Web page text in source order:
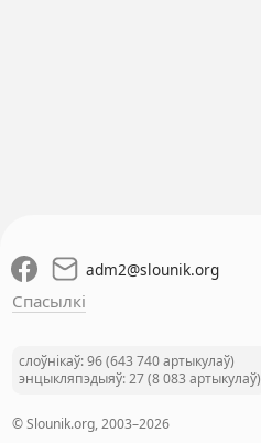
adm2@slounik.org
Спасылкі
слоўнікаў: 96 (643 740 артыкулаў)
энцыкляпэдыяў: 27 (8 083 артыкулаў)
© Slounik.org, 2003–2026